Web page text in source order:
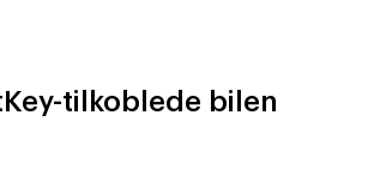
tilkoblede bilen